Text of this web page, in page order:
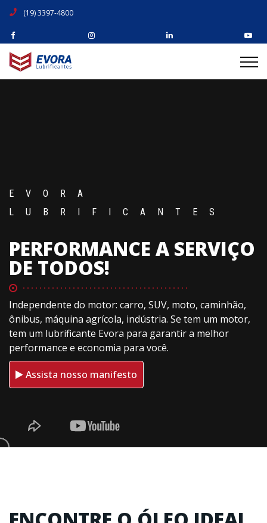
(19) 3397-4800
EVORA
LUBRIFICANTES
PERFORMANCE A SERVIÇO
DE TODOS!
Independente do motor: carro, SUV, moto, caminhão,
ônibus, máquina agrícola, indústria. Se tem um motor,
tem um lubrificante Evora para garantir a melhor
performance e economia para você.
Assista nosso manifesto